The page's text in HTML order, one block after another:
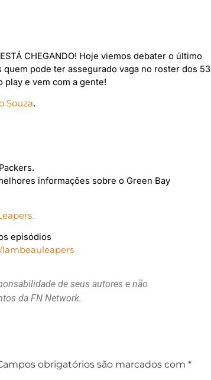
CHEGANDO! Hoje viemos debater o último
pode ter assegurado vaga no roster dos 53
play e vem com a gente!
Souza.
informações sobre o Green Bay
episódios
de seus autores e não
da FN Network.
obrigatórios são marcados com*